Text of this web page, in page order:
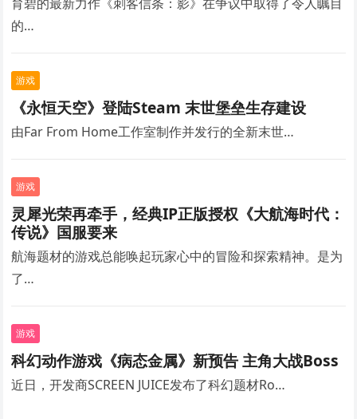
的…
游戏
《永恒天空》登陆Steam 末世堡垒生存建设
由Far From Home工作室制作并发行的全新末世…
游戏
灵犀光荣再牵手，经典IP正版授权《大航海时代：
传说》国服要来
航海题材的游戏总能唤起玩家心中的冒险和探索精神。是为
了…
游戏
科幻动作游戏《病态金属》新预告 主角大战Boss
近日，开发商SCREEN JUICE发布了科幻题材Ro…